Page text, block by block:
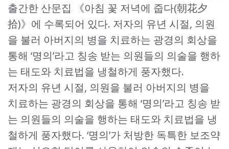
출간한 산문집 《아침 꽃 저녁에 줍다(朝花夕
拾)》에 수록되어 있다. 저자의 유년 시절, 의원
을 불러 아버지의 병을 치료하는 광경의 회상을
통해 ‘명의’라고 칭송 받는 의원들의 의술을 행하
는 태도와 치료법을 냉철하게 풍자했다.
저자의 유년 시절, 의원을 불러 아버지의 병을
치료하는 광경의 회상을 통해 ‘명의’라고 칭송 받
는 의원들의 의술을 행하는 태도와 치료법을 냉
철하게 풍자했다. ‘명의’가 처방한 독특한 보조약